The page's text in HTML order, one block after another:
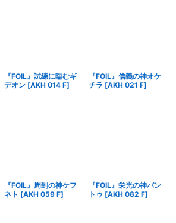
『FOIL』試練に臨むギ
デオン [AKH 014 F]
『FOIL』信義の神オケ
チラ [AKH 021 F]
『FOIL』周到の神ケフ
ネト [AKH 059 F]
『FOIL』栄光の神バン
トゥ [AKH 082 F]